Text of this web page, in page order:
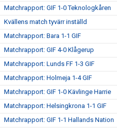
Matchrapport: GIF 1-0 Teknologkåren
Kvällens match tyvärr inställd
Matchrapport: Bara 1-1 GIF
Matchrapport: GIF 4-0 Klågerup
Matchrapport: Lunds FF 1-3 GIF
Matchrapport: Holmeja 1-4 GIF
Matchrapport: GIF 1-0 Kävlinge Harrie
Matchrapport: Helsingkrona 1-1 GIF
Matchrapport: GIF 1-1 Hallands Nation